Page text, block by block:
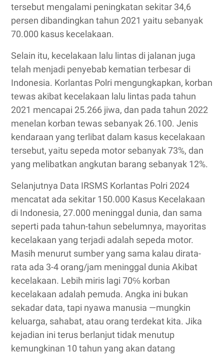
tersebut mengalami peningkatan sekitar 34,6
persen dibandingkan tahun 2021 yaitu sebanyak
70.000 kasus kecelakaan.
Selain itu, kecelakaan lalu lintas di jalanan juga
telah menjadi penyebab kematian terbesar di
Indonesia. Korlantas Polri mengungkapkan, korban
tewas akibat kecelakaan lalu lintas pada tahun
2021 mencapai 25.266 jiwa, dan pada tahun 2022
menelan korban tewas sebanyak 26.100. Jenis
kendaraan yang terlibat dalam kasus kecelakaan
tersebut, yaitu sepeda motor sebanyak 73%, dan
yang melibatkan angkutan barang sebanyak 12%.
Selanjutnya Data IRSMS Korlantas Polri 2024
mencatat ada sekitar 150.000 Kasus Kecelakaan
di Indonesia, 27.000 meninggal dunia, dan sama
seperti pada tahun-tahun sebelumnya, mayoritas
kecelakaan yang terjadi adalah sepeda motor.
Masih menurut sumber yang sama kalau dirata-
rata ada 3-4 orang/jam meninggal dunia Akibat
kecelakaan. Lebih miris lagi 70℅ korban
kecelakaan adalah pemuda. Angka ini bukan
sekadar data, tapi nyawa manusia —mungkin
keluarga, sahabat, atau orang terdekat kita. Jika
kejadian ini terus berlanjut tidak menutup
kemungkinan 10 tahun yang akan datang